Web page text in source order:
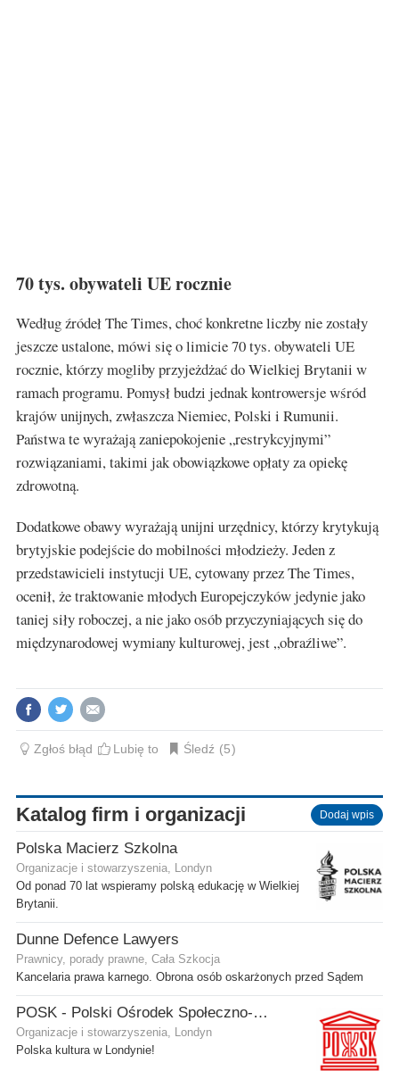
70 tys. obywateli UE rocznie
Według źródeł The Times, choć konkretne liczby nie zostały
jeszcze ustalone, mówi się o limicie 70 tys. obywateli UE
rocznie, którzy mogliby przyjeżdżać do Wielkiej Brytanii w
ramach programu. Pomysł budzi jednak kontrowersje wśród
krajów unijnych, zwłaszcza Niemiec, Polski i Rumunii.
Państwa te wyrażają zaniepokojenie „restrykcyjnymi”
rozwiązaniami, takimi jak obowiązkowe opłaty za opiekę
zdrowotną.
Dodatkowe obawy wyrażają unijni urzędnicy, którzy krytykują
brytyjskie podejście do mobilności młodzieży. Jeden z
przedstawicieli instytucji UE, cytowany przez The Times,
ocenił, że traktowanie młodych Europejczyków jedynie jako
taniej siły roboczej, a nie jako osób przyczyniających się do
międzynarodowej wymiany kulturowej, jest „obraźliwe”.
Zgłoś błąd Lubię to Śledź 5
Katalog firm i organizacji Dodaj wpis
Polska Macierz Szkolna
Organizacje i stowarzyszenia, Londyn
Od ponad 70 lat wspieramy polską edukację w Wielkiej
Brytanii.
Dunne Defence Lawyers
Prawnicy, porady prawne, Cała Szkocja
Kancelaria prawa karnego. Obrona osób oskarżonych przed Sądem
POSK - Polski Ośrodek Społeczno-Kulturalny
Organizacje i stowarzyszenia, Londyn
Polska kultura w Londynie!